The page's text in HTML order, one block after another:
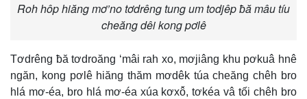
Roh hôp hiăng mơ’no tơdrêng tung um todjêp ƀă mâu tíu
cheăng dêi kong pơlê
Tơdrêng ƀă tơdroăng ‘mâi rah xo, mơjiâng khu pơkuâ hnê
ngăn, kong pơlê hiăng thăm mơdêk túa cheăng chêh bro
hlá mơ-éa, bro hlá mơ-éa xúa kơxô̆, tơkéa vâ tối chêh bro